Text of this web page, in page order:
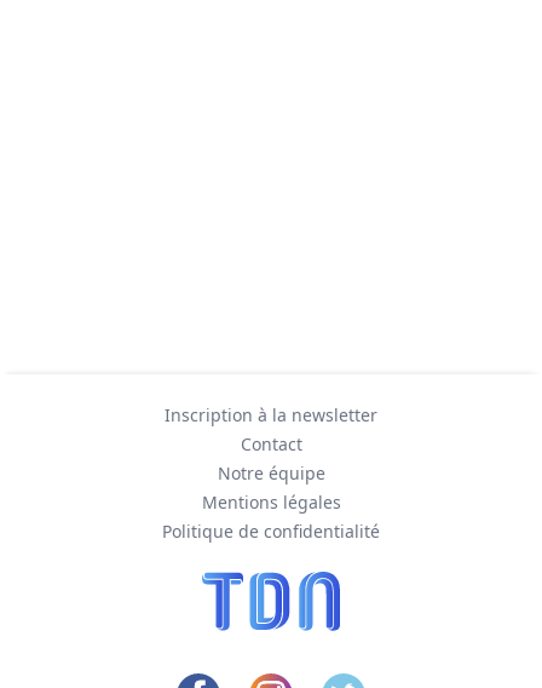
Inscription à la newsletter
Contact
Notre équipe
Mentions légales
Politique de confidentialité